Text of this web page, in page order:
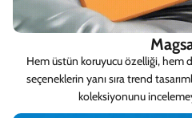
Hem üstün koruyucu özelliği, hem
seçeneklerin yanı sıra trend
koleksiyonunu